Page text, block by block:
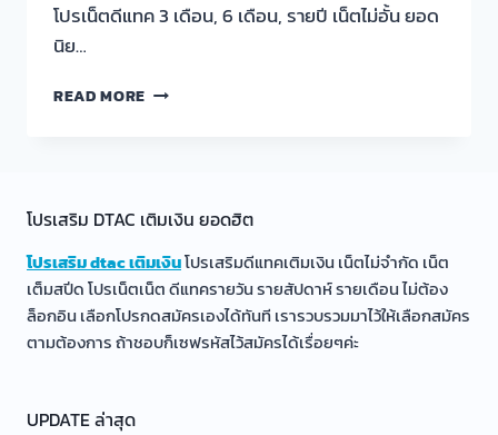
โปรเน็ตดีแทค 3 เดือน, 6 เดือน, รายปี เน็ตไม่อั้น ยอด
นิย…
READ MORE โปร
เดือน,
6
เดือน,
ราย
ปี
เน็ต
ไม่
โปรเสริม DTAC เติมเงิน ยอดฮิต
โปรเสริม dtac เติมเงินโปรเสริมดีแทคเติมเงิน เน็ตไม่จำกัด เน็ต
เต็มสปีด โปรเน็ตเน็ต ดีแทครายวัน รายสัปดาห์ รายเดือน ไม่ต้อง
ล็อกอิน เลือกโปรกดสมัครเองได้ทันที เรารวบรวมมาไว้ให้เลือกสมัคร
ตามต้องการ ถ้าชอบก็เซฟรหัสไว้สมัครได้เรื่อยๆค่ะ
UPDATE ล่าสุด